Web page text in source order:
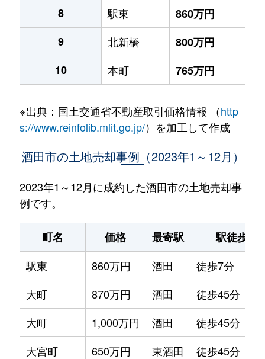
8
駅東
860万円
9
北新橋
800万円
10
本町 765万円
※出典：国土交通省不動産取引価格情報 （http
s://www.reinfolib.mlit.go.jp/）を加工して作成
酒田市の土地売却事例（2023年1～12月）
2023年1～12月に成約した酒田市の土地売却事
例です。
町名 価格 最寄駅
駅徒歩
駅東
860万円 酒田
徒歩7分
大町
870万円 酒田
徒歩45分
大町
1,000万円 酒田
徒歩45分
大宮町
650万円 東酒田
徒歩45分